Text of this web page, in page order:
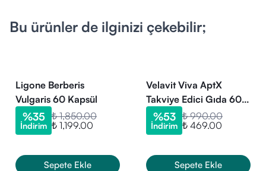
Bu ürünler de ilginizi çekebilir;
Ligone Berberis
Vulgaris 60 Kapsül
%35
İndirim
₺ 1,850.00
₺ 1,199.00
Sepete Ekle
Velavit Viva AptX
Takviye Edici Gıda 60
Tablet (12/26 miadlı)
%53
İndirim
₺ 990.00
₺ 469.00
Sepete Ekle